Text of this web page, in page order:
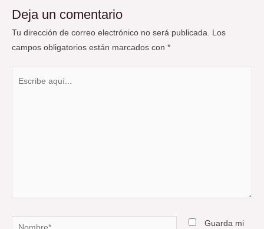
Deja un comentario
Tu dirección de correo electrónico no será publicada.
Los
campos obligatorios están marcados con *
Nombre*
Guarda mi